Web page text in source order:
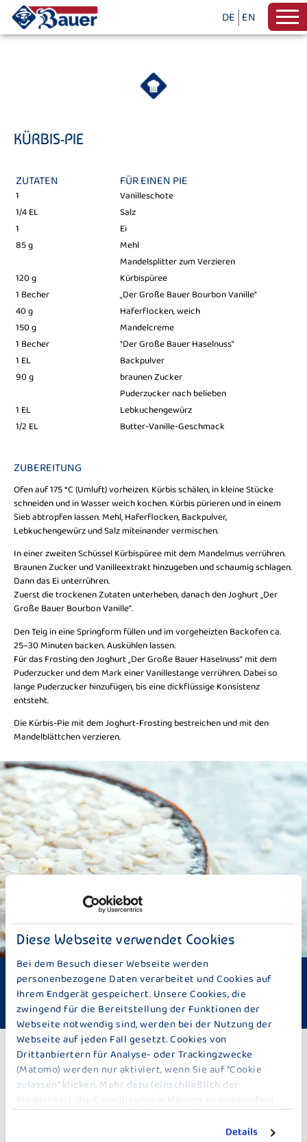
Diese Webseite verwendet Cookies
Bei dem Besuch dieser Webseite werden
personenbezogene Daten verarbeitet und Cookies auf
Ihrem Endgerät gespeichert. Unsere Cookies, die
zwingend für die Bereitstellung der Funktionen der
Webseite notwendig sind, werden bei der Nutzung der
Webseite auf jeden Fall gesetzt. Cookies von
Drittanbiertern für Analyse- oder Trackingzwecke
(Matomo) werden nur aktiviert, wenn Sie auf "Cookie
zulassen" klicken. Mehr dazu (einschließlich der
Möglichkeit, die Einwilligungserklärung zu widerrufen)
erfahren Sie in unsererDatenschutzerklärung.
Details
DE EN
Schwierigkeit: schwer Zubereitungszeit: ca. 60 Minuten
vegetarisch
ZU DEN REZEPTEN
KÜRBIS-PIE
ZUTATEN FÜR EINEN PIE
1
Vanilleschote
1/4 EL
Salz
1
Ei
85 g
Mehl
Mandelsplitter zum Verzieren
120 g
Kürbispüree
1 Becher
„Der Große Bauer Bourbon Vanille“
40 g
Haferflocken, weich
150 g
Mandelcreme
1 Becher
"Der Große Bauer Haselnuss"
1 EL
Backpulver
90 g
braunen Zucker
Puderzucker nach belieben
1 EL
Lebkuchengewürz
1/2 EL
Butter-Vanille-Geschmack
ZUBEREITUNG
Ofen auf 175 °C (Umluft) vorheizen. Kürbis schälen, in kleine Stücke
schneiden und in Wasser weich kochen. Kürbis pürieren und in einem
Sieb abtropfen lassen. Mehl, Haferflocken, Backpulver,
Lebkuchengewürz und Salz miteinander vermischen.
In einer zweiten Schüssel Kürbispüree mit dem Mandelmus verrühren.
Braunen Zucker und Vanilleextrakt hinzugeben und schaumig schlagen.
Dann das Ei unterrühren.
Zuerst die trockenen Zutaten unterheben, danach den Joghurt „Der
Große Bauer Bourbon Vanille“.
Den Teig in eine Springform füllen und im vorgeheizten Backofen ca.
25–30 Minuten backen. Auskühlen lassen.
Für das Frosting den Joghurt „Der Große Bauer Haselnuss“ mit dem
Puderzucker und dem Mark einer Vanillestange verrühren. Dabei so
lange Puderzucker hinzufügen, bis eine dickflüssige Konsistenz
entsteht.
Die Kürbis-Pie mit dem Joghurt-Frosting bestreichen und mit den
Mandelblättchen verzieren.